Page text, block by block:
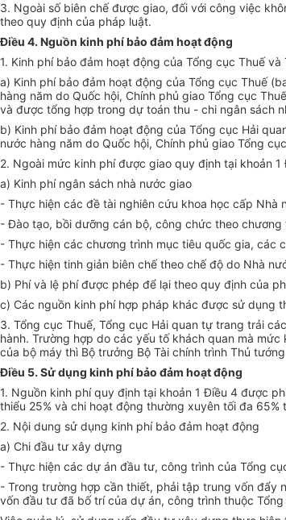
3. Ngoài số biên chế được giao, đối với công việc
theo quy định của pháp luật.
Điều 4. Nguồn kinh phí bảo đảm hoạt động
1. Kinh phí bảo đảm hoạt động của Tổng cục Thuế và
a) Kinh phí bảo đảm hoạt động của Tổng cục Thuế
hàng năm do Quốc hội, Chính phủ giao Tổng cục
và được tổng hợp trong dự toán thu - chi ngân sách
b) Kinh phí bảo đảm hoạt động của Tổng cục Hải
nước hàng năm do Quốc hội, Chính phủ giao Tổng
2. Ngoài mức kinh phí được giao quy định tại khoản
a) Kinh phí ngân sách nhà nước giao
- Thực hiện các đề tài nghiên cứu khoa học cấp Nhà
- Đào tạo, bồi dưỡng cán bộ, công chức theo chương
- Thực hiện các chương trình mục tiêu quốc gia, các
- Thực hiện tinh giản biên chế theo chế độ do Nhà
b) Phí và lệ phí được phép để lại theo quy định của
c) Các nguồn kinh phí hợp pháp khác được sử dụng
3. Tổng cục Thuế, Tổng cục Hải quan tự trang trải
hành. Trường hợp do các yếu tố khách quan mà mức
của bộ máy thì Bộ trưởng Bộ Tài chính trình Thủ
Điều 5. Sử dụng kinh phí bảo đảm hoạt động
1. Nguồn kinh phí quy định tại khoản 1 Điều 4 được
thiểu 25% và chi hoạt động thường xuyên tối đa
2. Nội dung sử dụng kinh phí bảo đảm hoạt động
a) Chi đầu tư xây dựng
- Thực hiện các dự án đầu tư, công trình của Tổng
- Trong trường hợp cần thiết, phải tập trung vốn đẩy
vốn đầu tư đã bố trí của dự án, công trình thuộc